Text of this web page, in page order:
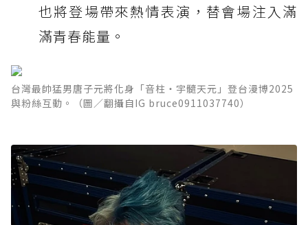
也將登場帶來熱情表演，替會場注入滿
滿青春能量。
台灣最帥猛男唐子元將化身「音柱・宇髓天元」登台漫博2025
與粉絲互動。（圖／翻攝自IG bruce0911037740）